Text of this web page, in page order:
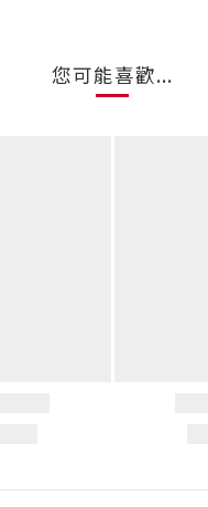
您可能喜歡...